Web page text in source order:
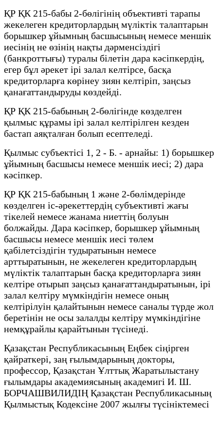
ҚР ҚК 215-бабы 2-бөлігінің объективті тарапы
жекелеген кредиторлардың мүліктік талаптарын
борышкер ұйымның басшысының немесе меншік
иесінің не өзінің нақты дәрменсіздігі
(банкроттығы) туралы білетін дара кәсіпкердің,
егер бұл әрекет ірі залал келтірсе, басқа
кредиторларға көрінеу зиян келтіріп, заңсыз
қанағаттандыруды көздейді.
ҚР ҚК 215-бабының 2-бөлігінде көзделген
қылмыс құрамы ірі залал келтірілген кезден
бастап аяқталған болып есептеледі.
Қылмыс субъектісі 1, 2 - Б. - арнайы: 1) борышкер
ұйымның басшысы немесе меншік иесі; 2) дара
кәсіпкер.
ҚР ҚК 215-бабының 1 және 2-бөлімдерінде
көзделген іс-әрекеттердің субъективті жағы
тікелей немесе жанама ниеттің болуын
болжайды. Дара кәсіпкер, борышкер ұйымның
басшысы немесе меншік иесі төлем
қабілетсіздігін тудыратынын немесе
арттыратынын, не жекелеген кредиторлардың
мүліктік талаптарын басқа кредиторларға зиян
келтіре отырып заңсыз қанағаттандыратынын, ірі
залал келтіру мүмкіндігін немесе оның
келтірілуін қалайтынын немесе саналы түрде жол
беретінін не осы залалды келтіру мүмкіндігіне
немқұрайлы қарайтынын түсінеді.
Қазақстан Республикасының Еңбек сіңірген
қайраткері, заң ғылымдарының докторы,
профессор, Қазақстан Ұлттық Жаратылыстану
ғылымдары академиясының академигі И. Ш.
БОРЧАШВИЛИДІҢ Қазақстан Республикасының
Қылмыстық Кодексіне 2007 жылғы түсініктемесі